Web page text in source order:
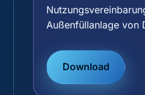
Außenfüllanlage von
Download